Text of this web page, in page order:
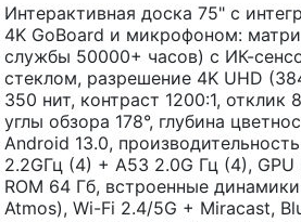
Интерактивная доска 75" c
4K GoBoard и микрофоном:
службы 50000+ часов) с ИК-
стеклом, разрешение 4K UHD
350 нит, контраст 1200:1, отклик
углы обзора 178°, глубина
Android 13.0,
2.2GГц (4) + A53 2.0G Гц (4), GPU
ROM 64 Гб, встроенные
Atmos), Wi-Fi 2.4/5G + Miracast,